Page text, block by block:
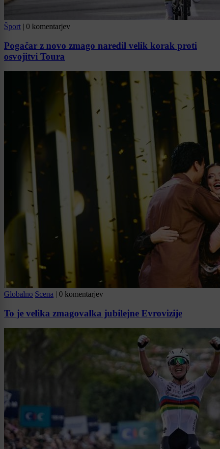
Šport | 0 komentarjev
Pogačar z novo zmago naredil velik korak proti
osvojitvi Toura
Globalno Scena | 0 komentarjev
To je velika zmagovalka jubilejne Evrovizije